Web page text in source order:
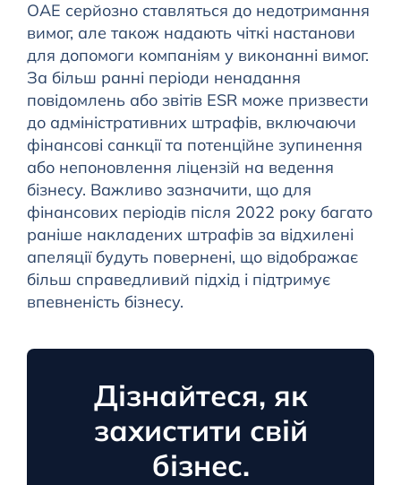
ОАЕ серйозно ставляться до недотримання
вимог, але також надають чіткі настанови
для допомоги компаніям у виконанні вимог.
За більш ранні періоди ненадання
повідомлень або звітів ESR може призвести
до адміністративних штрафів, включаючи
фінансові санкції та потенційне зупинення
або непоновлення ліцензій на ведення
бізнесу. Важливо зазначити, що для
фінансових періодів після 2022 року багато
раніше накладених штрафів за відхилені
апеляції будуть повернені, що відображає
більш справедливий підхід і підтримує
впевненість бізнесу.
Дізнайтеся, як
захистити свій
бізнес.